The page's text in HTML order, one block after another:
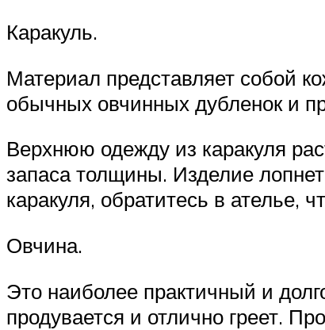
Каракуль.
Материал представляет собой
обычных овчинных дубленок и
Верхнюю одежду из каракуля
запаса толщины. Изделие
каракуля, обратитесь в ателье,
Овчина.
Это наиболее практичный и
продувается и отлично греет.